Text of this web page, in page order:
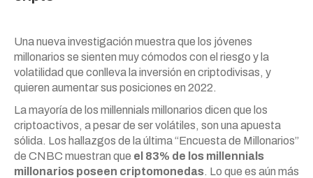
Una nueva investigación muestra que los jóvenes
millonarios se sienten muy cómodos con el riesgo y la
volatilidad que conlleva la inversión en criptodivisas, y
quieren aumentar sus posiciones en 2022.
La mayoría de los millennials millonarios dicen que los
criptoactivos, a pesar de ser volátiles, son una apuesta
sólida. Los hallazgos de la última “Encuesta de Millonarios”
de CNBC muestran que el 83% de los millennials
millonarios poseen criptomonedas. Lo que es aún más